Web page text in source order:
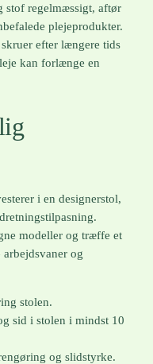
stof regelmæssigt, aftør
plejeprodukter.
efter længere tids
kan forlænge en
i en designerstol,
modeller og træffe et
og
stolen.
sid i stolen i mindst 10
og slidstyrke.